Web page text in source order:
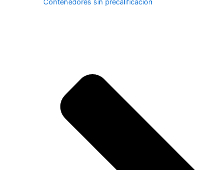
Contenedores sin precalificación